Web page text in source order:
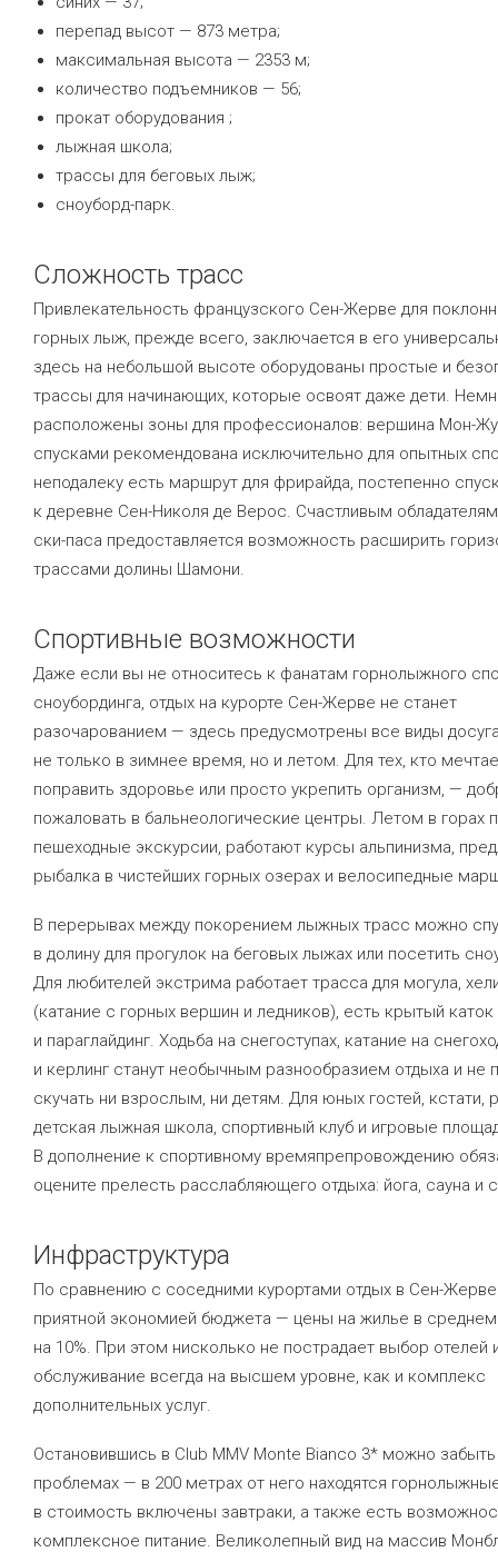
перепад высот — 873 метра;
максимальная высота — 2353 м;
количество подъемников — 56;
прокат оборудования ;
лыжная школа;
трассы для беговых лыж;
сноуборд-парк.
Сложность трасс
Привлекательность французского Сен-Жерве для
горных лыж, прежде всего, заключается в его
здесь на небольшой высоте оборудованы простые и
трассы для начинающих, которые освоят даже дети.
расположены зоны для профессионалов: вершина Мон-
спусками рекомендована исключительно для опытных
неподалеку есть маршрут для фрирайда, постепенно
к деревне Сен-Николя де Верос. Счастливым
ски-паса предоставляется возможность расширить
трассами долины Шамони.
Спортивные возможности
Даже если вы не относитесь к фанатам горнолыжного
сноубординга, отдых на курорте Сен-Жерве не станет
разочарованием — здесь предусмотрены все виды
не только в зимнее время, но и летом. Для тех, кто
поправить здоровье или просто укрепить организм, —
пожаловать в бальнеологические центры. Летом в горах
пешеходные экскурсии, работают курсы альпинизма,
рыбалка в чистейших горных озерах и велосипедные
В перерывах между покорением лыжных трасс можно
в долину для прогулок на беговых лыжах или посетить
Для любителей экстрима работает трасса для могула,
(катание с горных вершин и ледников), есть крытый каток
и параглайдинг. Ходьба на снегоступах, катание на
и керлинг станут необычным разнообразием отдыха и не
скучать ни взрослым, ни детям. Для юных гостей, кстати,
детская лыжная школа, спортивный клуб и игровые
В дополнение к спортивному времяпрепровождению
оцените прелесть расслабляющего отдыха: йога, сауна и
Инфраструктура
По сравнению с соседними курортами отдых в Сен-Жерве
приятной экономией бюджета — цены на жилье в
на 10%. При этом нисколько не пострадает выбор отелей
обслуживание всегда на высшем уровне, как и комплекс
дополнительных услуг.
Остановившись в Club MMV Monte Bianco 3* можно
проблемах — в 200 метрах от него находятся
в стоимость включены завтраки, а также есть
комплексное питание. Великолепный вид на массив